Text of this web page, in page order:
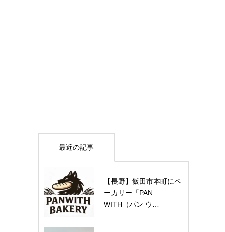
最近の記事
【長野】飯田市本町にベ
ーカリー「PAN
WITH（パン ウ…